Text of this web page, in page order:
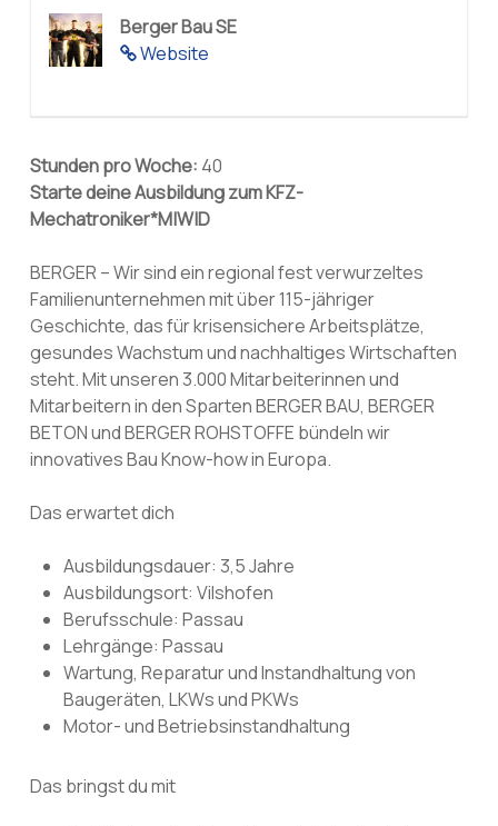
Website
Berger Bau SE
Stunden pro Woche: 40
Starte deine Ausbildung zum KFZ-
Mechatroniker*M|W|D
BERGER – Wir sind ein regional fest verwurzeltes
Familienunternehmen mit über 115-jähriger
Geschichte, das für krisensichere Arbeitsplätze,
gesundes Wachstum und nachhaltiges Wirtschaften
steht. Mit unseren 3.000 Mitarbeiterinnen und
Mitarbeitern in den Sparten BERGER BAU, BERGER
BETON und BERGER ROHSTOFFE bündeln wir
innovatives Bau Know-how in Europa.
Das erwartet dich
Ausbildungsdauer: 3,5 Jahre
Ausbildungsort: Vilshofen
Berufsschule: Passau
Lehrgänge: Passau
Wartung, Reparatur und Instandhaltung von
Baugeräten, LKWs und PKWs
Motor- und Betriebsinstandhaltung
Das bringst du mit